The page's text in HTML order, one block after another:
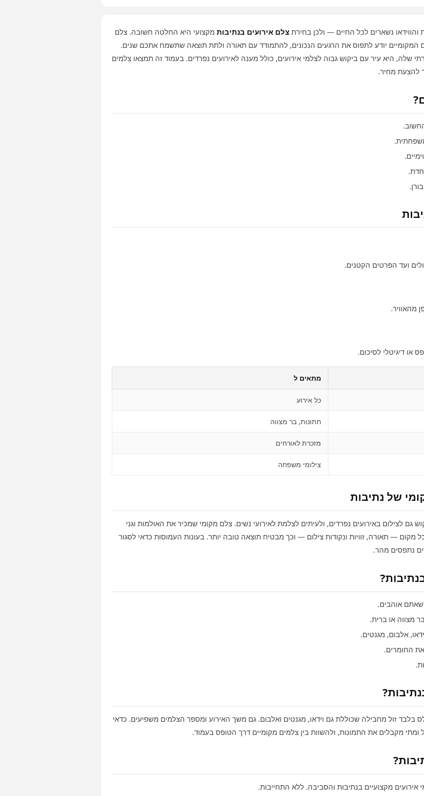
נשארים לכל החיים — ולכן בחירת צלם אירועים בנתיבות מקצועי היא החלטה חשובה. צלם
המקומיים יודע לתפוס את הרגעים הנכונים, להתמודד עם תאורה ולתת תוצאה שתשמח אתכם שנים.
שלה, היא עיר עם ביקוש גבוה לצלמי אירועים, כולל מענה לאירועים נפרדים. בעמוד זה תמצאו צלמים
להצעת מחיר.
ועד הפרטים הקטנים.
מהאוויר.
או דיגיטלי לסיכום.
מתאים ל
כל אירוע
חתונות, בר מצווה
מזכרת לאורחים
צילומי משפחה
של נתיבות
גם לצילום באירועים נפרדים, ולעיתים לצלמת לאירועי נשים. צלם מקומי שמכיר את האולמות וגני
מקום — תאורה, זוויות ונקודות צילום — וכך מבטיח תוצאה טובה יותר. בעונות העמוסות כדאי לסגור
נתפסים מהר.
אוהבים.
מצווה או ברית.
אלבום, מגנטים.
החומרים.
בלבד זול מחבילה שכוללת גם וידאו, מגנטים ואלבום. גם משך האירוע ומספר הצלמים משפיעים. כדאי
מקבלים את התמונות, ולהשוות בין צלמים מקומיים דרך הטופס בעמוד.
מקצועיים בנתיבות והסביבה. ללא התחייבות.